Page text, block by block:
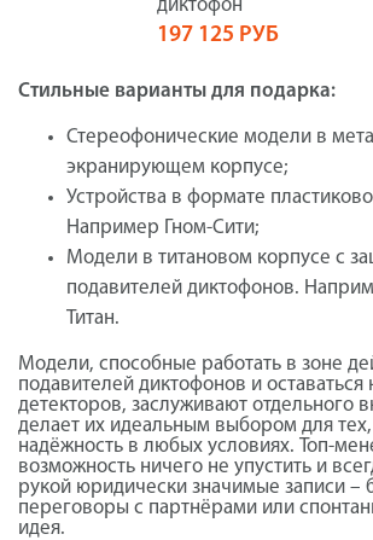
диктофон
197 125 РУБ
Стильные варианты для подарка:
Стереофонические модели в
экранирующем корпусе;
Устройства в формате
Например Гном-Сити;
Модели в титановом корпусе с
подавителей диктофонов.
Титан.
Модели, способные работать в зоне
подавителей диктофонов и
детекторов, заслуживают отдельного
делает их идеальным выбором для тех,
надёжность в любых условиях. Топ-
возможность ничего не упустить и
рукой юридически значимые записи –
переговоры с партнёрами или
идея.